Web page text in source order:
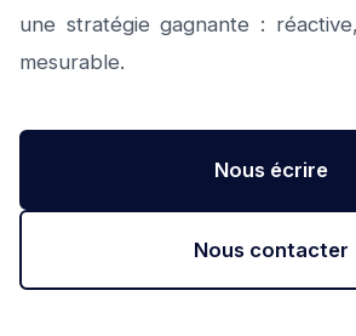
une stratégie gagnante :
mesurable.
Nous écrire
Nous contacter